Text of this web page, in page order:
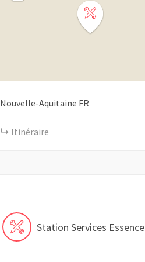
Nouvelle-Aquitaine FR
Itinéraire
Station Services Essence